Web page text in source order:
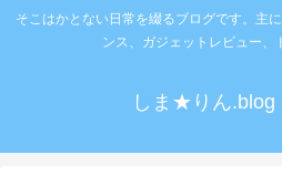
そこはかとない日常を綴るブログです。主
ンス、ガジェットレビュー、
しま★りん.blog